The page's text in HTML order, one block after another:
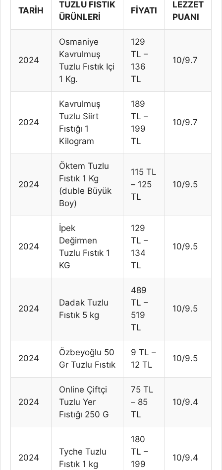
TARİH
TUZLU FISTIK
ÜRÜNLERİ
FİYATI
LEZZET
PUANI
2024
Osmaniye
Kavrulmuş
Tuzlu Fıstık Içi
1 Kg.
129
TL –
136
TL
10/9.7
2024
Kavrulmuş
Tuzlu Siirt
Fıstığı 1
Kilogram
189
TL –
199
TL
10/9.7
2024
Öktem Tuzlu
Fıstık 1 Kg
(duble Büyük
Boy)
115 TL
– 125
TL
10/9.5
2024
İpek
Değirmen
Tuzlu Fıstık 1
KG
129
TL –
134
TL
10/9.5
2024
Dadak Tuzlu
Fıstık 5 kg
489
TL –
519
TL
10/9.5
2024
Özbeyoğlu 50
Gr Tuzlu Fıstık
9 TL –
12 TL
10/9.5
2024
Online Çiftçi
Tuzlu Yer
Fıstığı 250 G
75 TL
– 85
TL
10/9.4
2024
Tyche Tuzlu
Fıstık 1 kg
180
TL –
199
10/9.4